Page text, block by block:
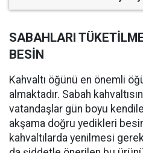
SABAHLARI
BESİN
Kahvaltı öğünü en önemli
almaktadır. Sabah
vatandaşlar gün boyu
akşama doğru yedikleri
kahvaltılarda yenilmesi